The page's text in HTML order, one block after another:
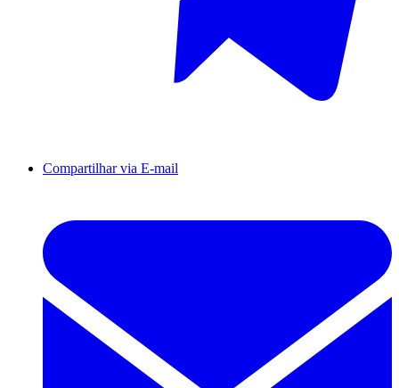
Compartilhar via E-mail